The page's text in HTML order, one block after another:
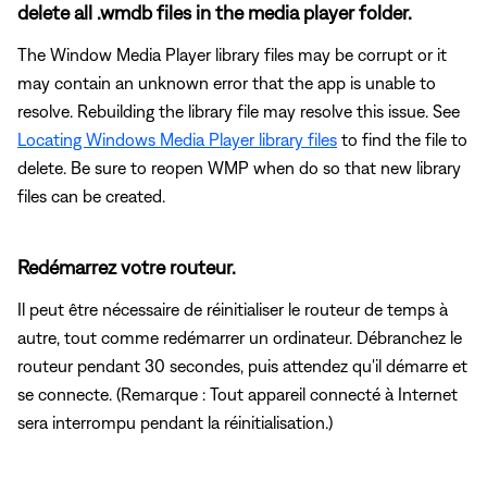
delete all .wmdb files in the media player folder.
The Window Media Player library files may be corrupt or it
may contain an unknown error that the app is unable to
resolve. Rebuilding the library file may resolve this issue. See
Locating Windows Media Player library files to find the file to
delete. Be sure to reopen WMP when do so that new library
files can be created.
Redémarrez votre routeur.
Il peut être nécessaire de réinitialiser le routeur de temps à
autre, tout comme redémarrer un ordinateur. Débranchez le
routeur pendant 30 secondes, puis attendez qu'il démarre et
se connecte. (Remarque : Tout appareil connecté à Internet
sera interrompu pendant la réinitialisation.)